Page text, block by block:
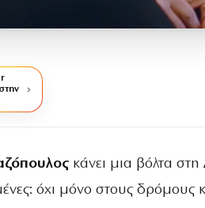
κάνει μια βόλτα στη
όχι μόνο στους δρόμους